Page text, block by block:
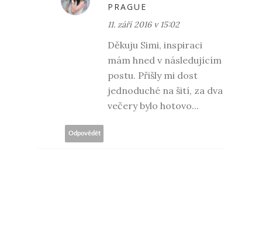
PRAGUE
11. září 2016 v 15:02
Děkuju Simi, inspiraci
mám hned v následujícím
postu. Přišly mi dost
jednoduché na šití, za dva
večery bylo hotovo...
Odpovědět